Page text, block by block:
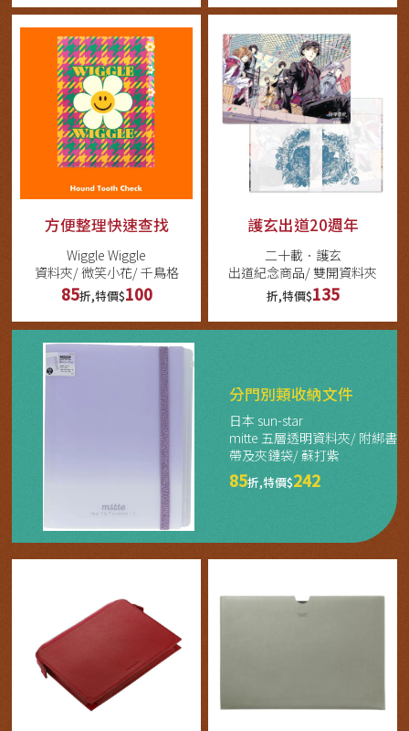
方便整理快速查找
Wiggle Wiggle
資料夾/ 微笑小花/ 千鳥格
85折,特價$100
護玄出道20週年
二十載．護玄
出道紀念商品/ 雙開資料夾
折,特價$135
分門別類收納文件
日本 sun-star
mitte 五層透明資料夾/ 附綁書
帶及夾鏈袋/ 蘇打紫
85折,特價$242